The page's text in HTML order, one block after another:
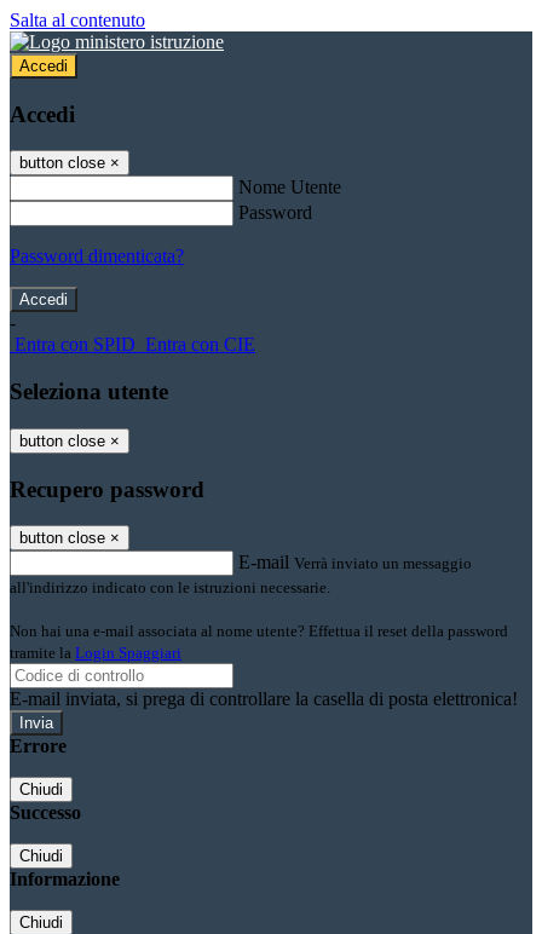
Salta al contenuto
Accedi
Accedi
button close ×
Nome Utente
Password
Password dimenticata?
-
Entra con SPID Entra con CIE
Seleziona utente
button close ×
Recupero password
button close ×
E-mail Verrà inviato un messaggio
all'indirizzo indicato con le istruzioni necessarie.
Non hai una e-mail associata al nome utente? Effettua il reset della password
tramite la Login Spaggiari
E-mail inviata, si prega di controllare la casella di posta elettronica!
Errore
Chiudi
Successo
Chiudi
Informazione
Chiudi